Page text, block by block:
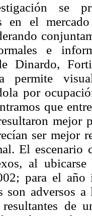
se
en el
e
Dinardo,
permite
por
que
mejor
ser mejor
El escenario
al
para el año
son adversos
resultantes de